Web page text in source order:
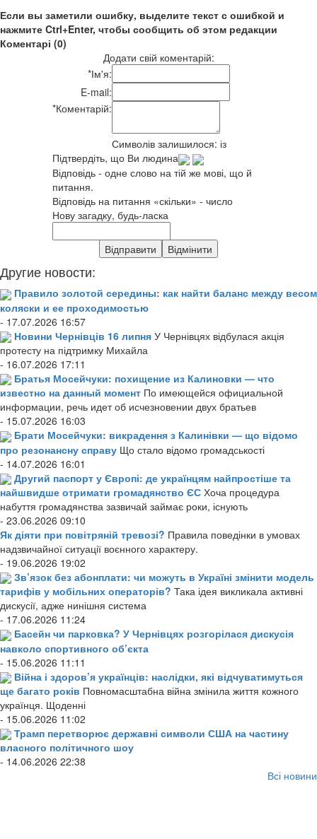
Если вы заметили ошибку, выделите текст с ошибкой и
нажмите Ctrl+Enter, чтобы сообщить об этом редакции
Коментарі (0)
Додати свій коментарій:
*Ім'я:
E-mail:
*Коментарій:
Символів залишилося: із
Підтвердіть, що Ви людина
Відповідь - одне слово на тій же мові, що й
питання.
Відповідь на питання «скільки» - число
Нову загадку, будь-ласка
Другие новости:
Правило золотой середины: как найти баланс между весом
коляски и ее проходимостью
- 17.07.2026 16:57
Новини Чернівців 16 липня У Чернівцях відбулася акція
протесту на підтримку Михайла
- 16.07.2026 17:11
Братья Мосейчуки: похищение из Калиновки — что
известно на данный момент По имеющейся официальной
информации, речь идет об исчезновении двух братьев
- 15.07.2026 16:03
Брати Мосейчуки: викрадення з Калинівки — що відомо
про резонансну справу Що стало відомо громадськості
- 14.07.2026 16:01
Другий паспорт у Європі: де українцям найпростіше та
найшвидше отримати громадянство ЄС Хоча процедура
набуття громадянства зазвичай займає роки, існують
- 23.06.2026 09:10
Як діяти при повітряній тревозі? Правила поведінки в умовах
надзвичайної ситуації воєнного характеру.
- 19.06.2026 19:02
Зв’язок без абонплати: чи можуть в Україні змінити модель
тарифів у мобільних операторів? Така ідея викликала активні
дискусії, адже нинішня система
- 17.06.2026 11:24
Басейн чи парковка? У Чернівцях розгорілася дискусія
навколо спортивного об’єкта
- 15.06.2026 11:11
Війна і здоров’я українців: наслідки, які відчуватимуться
ще багато років Повномасштабна війна змінила життя кожного
українця. Щоденні
- 15.06.2026 11:02
Трамп перетворює державні символи США на частину
власного політичного шоу
- 14.06.2026 22:38
Всі новини